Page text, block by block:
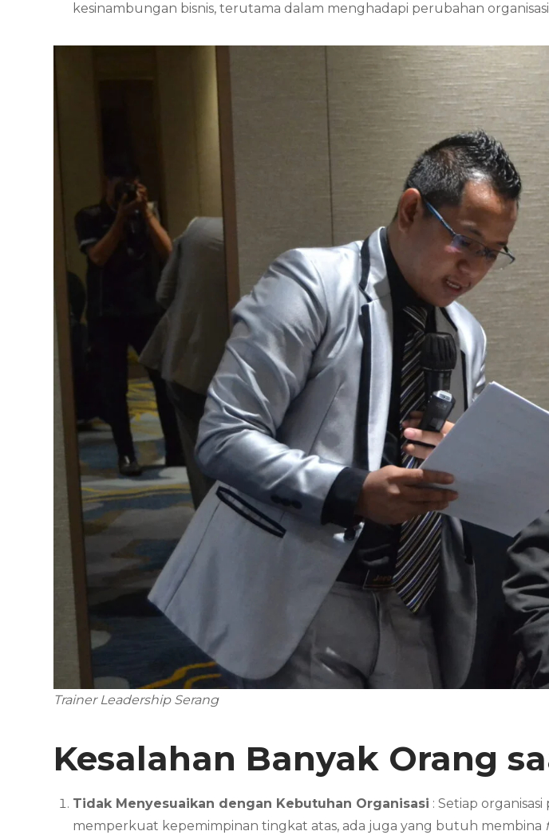
kesinambungan bisnis, terutama dalam menghadapi perubahan
Trainer Leadership Serang
Kesalahan Banyak Orang
Tidak Menyesuaikan dengan Kebutuhan Organisasi : Setiap
memperkuat kepemimpinan tingkat atas, ada juga yang butuh membina